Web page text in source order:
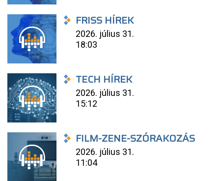
FRISS HÍREK
2026. július 31.
18:03
TECH HÍREK
2026. július 31.
15:12
FILM-ZENE-SZÓRAKOZÁS
2026. július 31.
11:04